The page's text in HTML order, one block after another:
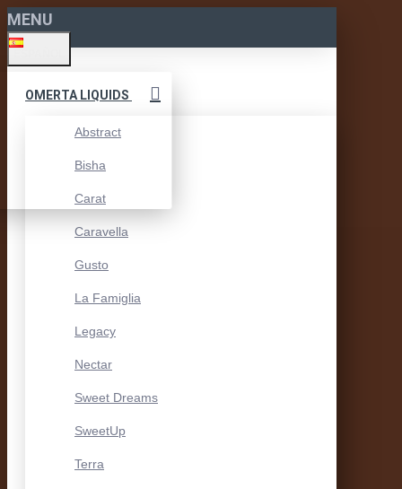
MENU
OMERTA LIQUIDS
Abstract
Bisha
Carat
Caravella
Gusto
La Famiglia
Legacy
Nectar
Sweet Dreams
SweetUp
Terra